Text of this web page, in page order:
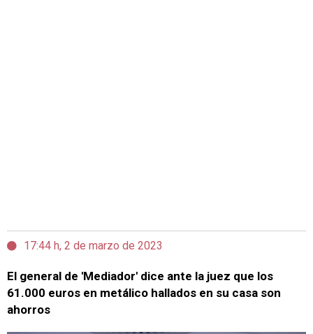
17:44 h, 2 de marzo de 2023
El general de 'Mediador' dice ante la juez que los
61.000 euros en metálico hallados en su casa son
ahorros